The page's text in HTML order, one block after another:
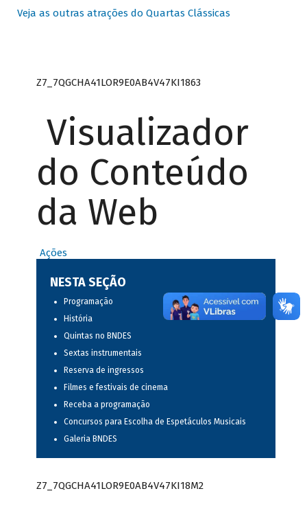
Veja as outras atrações do Quartas Clássicas
Z7_7QGCHA41LOR9E0AB4V47KI1863
Visualizador
do Conteúdo
da Web
Ações
NESTA SEÇÃO
Programação
História
Quintas no BNDES
Sextas instrumentais
Reserva de ingressos
Filmes e festivais de cinema
Receba a programação
Concursos para Escolha de Espetáculos Musicais
Galeria BNDES
Z7_7QGCHA41LOR9E0AB4V47KI18M2